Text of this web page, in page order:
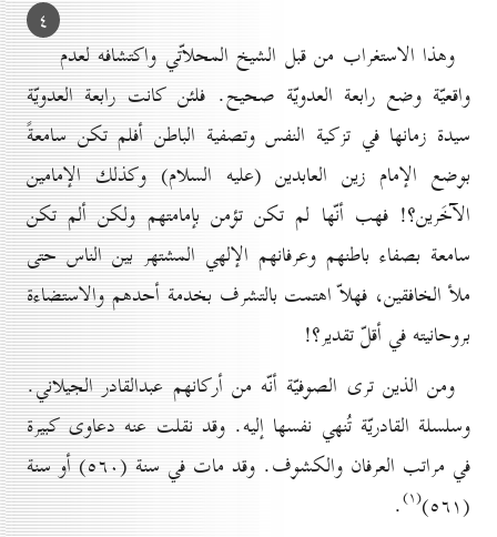
٤
وهذا الاستغراب من قبل الشيخ المحلاّتي واكتشافه لعدم
واقعيّة وضع رابعة العدويّة صحيح. فلئن كانت رابعة العدويّة
سيدة زمانها في تزكية النفس وتصفية الباطن أفلم تكن سامعةً
بوضع الإمام زين العابدين (عليه السلام) وكذلك الإمامين
الآخَرين؟! فهب أنّها لم تكن تؤمن بإمامتهم ولكن ألم تكن
سامعة بصفاء باطنهم وعرفانهم الإلهي المشتهر بين الناس حتى
ملأ الخافقين، فهلاّ اهتمت بالتشرف بخدمة أحدهم والاستضاءة
بروحانيته في أقلّ تقدير؟!
ومن الذين ترى الصوفيّة أنّه من أركانهم عبدالقادر الجيلاني.
وسلسلة القادريّة تُنهي نفسها إليه. وقد نقلت عنه دعاوى كبيرة
في مراتب العرفان والكشوف. وقد مات في سنة (٥٦٠) أو سنة
(٥٦۱)
(۱) .